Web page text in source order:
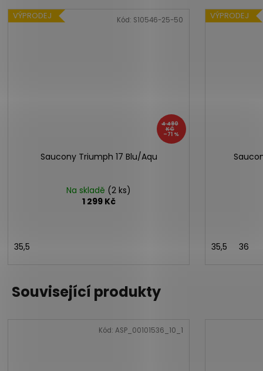
VÝPRODEJ
4 490
KČ
–71 %
Saucony Triumph 17 Blu/Aqu
Na skladě (2 ks)
1 299 Kč
35,5
Kód: S10546-25-50 VÝPRODEJ
35,5 36
Související produkty
Kód: ASP_00101536_10_1